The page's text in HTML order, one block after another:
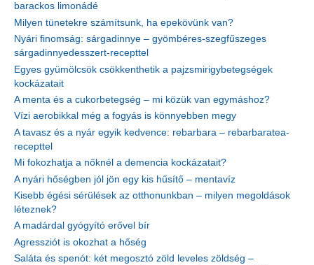
barackos limonádé
Milyen tünetekre számítsunk, ha epekövünk van?
Nyári finomság: sárgadinnye – gyömbéres-szegfűszeges
sárgadinnyedesszert-recepttel
Egyes gyümölcsök csökkenthetik a pajzsmirigybetegségek
kockázatait
A menta és a cukorbetegség – mi közük van egymáshoz?
Vízi aerobikkal még a fogyás is könnyebben megy
A tavasz és a nyár egyik kedvence: rebarbara – rebarbaratea-
recepttel
Mi fokozhatja a nőknél a demencia kockázatait?
A nyári hőségben jól jön egy kis hűsítő – mentavíz
Kisebb égési sérülések az otthonunkban – milyen megoldások
léteznek?
A madárdal gyógyító erővel bír
Agressziót is okozhat a hőség
Saláta és spenót: két megosztó zöld leveles zöldség –